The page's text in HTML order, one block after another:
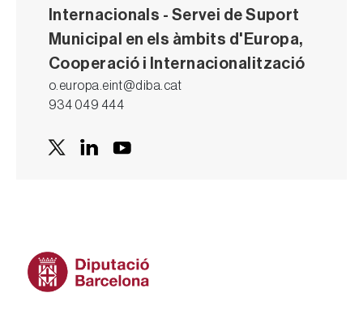
Internacionals - Servei de Suport
Municipal en els àmbits d'Europa,
Cooperació i Internacionalització
o.europa.eint@diba.cat
934 049 444